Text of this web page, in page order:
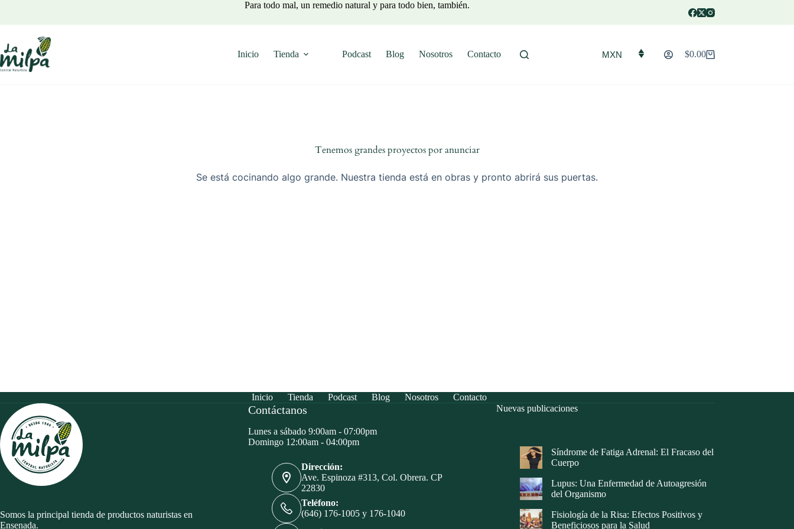
Para todo mal, un remedio natural y para todo bien, también.
Inicio Tienda Podcast Blog Nosotros Contacto MXN
Carro
$0.00
Tenemos grandes proyectos por anunciar
Se está cocinando algo grande. Nuestra tienda está en obras y pronto abrirá sus puertas.
Inicio Tienda Podcast Blog Nosotros Contacto
Somos la principal tienda de productos naturistas en
Ensenada.
Contáctanos
Lunes a sábado 9:00am - 07:00pm
Domingo 12:00am - 04:00pm
Dirección:
Ave. Espinoza #313, Col. Obrera. CP
22830
Teléfono:
(646) 176-1005 y 176-1040
Nuevas publicaciones
Síndrome de Fatiga Adrenal: El Fracaso del
Cuerpo
Lupus: Una Enfermedad de Autoagresión
del Organismo
Fisiología de la Risa: Efectos Positivos y
Beneficiosos para la Salud